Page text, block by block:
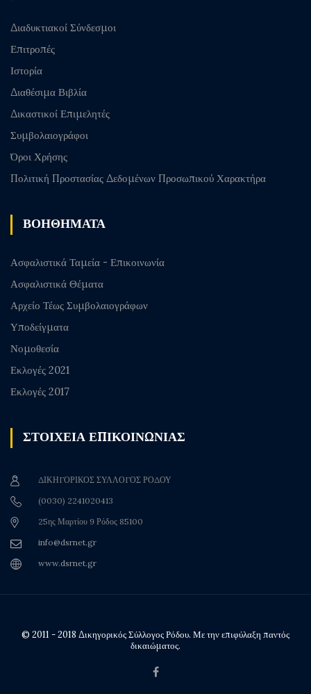
Διαδυκτιακοί Σύνδεσμοι
Επιτροπές
Ιστορία
Διαθέσιμα Βιβλία
Δικαστικοί Επιμελητές
Συμβολαιογράφοι
Όροι Χρήσης
Πολιτική Προστασίας Δεδομένων Προσωπικού Χαρακτήρα
ΒΟΗΘΗΜΑΤΑ
Ασφαλιστικά Ταμεία - Επικοινωνία
Ασφαλιστικά Θέματα
Αρχείο Τέως Συμβολαιογράφων
Υποδείγματα
Νομοθεσία
Εκλογές 2021
Εκλογές 2017
ΣΤΟΙΧΕΙΑ ΕΠΙΚΟΙΝΩΝΙΑΣ
ΔΙΚΗΓΟΡΙΚΟΣ ΣΥΛΛΟΓΟΣ ΡΟΔΟΥ
(0030) 2241020413
25ης Μαρτίου 9 Ρόδος 85100
info@dsrnet.gr
www.dsrnet.gr
© 2011 - 2018 Δικηγορικός Σύλλογος Ρόδου. Με την επιφύλαξη παντός
δικαιώματος.